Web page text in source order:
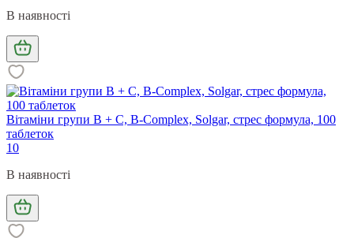
В наявності
Вітаміни групи В + С, B-Complex, Solgar, стрес формула, 100
таблеток
10
В наявності